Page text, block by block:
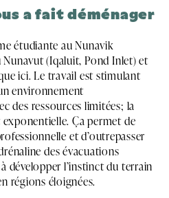
a fait déménager
étudiante au Nunavik
(Iqaluit, Pond Inlet) et
ici. Le travail est stimulant
environnement
des ressources limitées; la
exponentielle. Ça permet de
et d’outrepasser
des évacuations
développer l’instinct du terrain
régions éloignées.